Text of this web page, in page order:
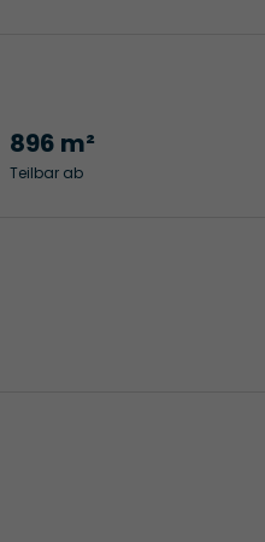
896 m²
Teilbar ab